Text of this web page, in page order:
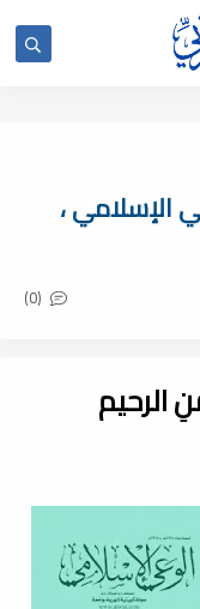
الإسلامي ،
(0)
الرحيم